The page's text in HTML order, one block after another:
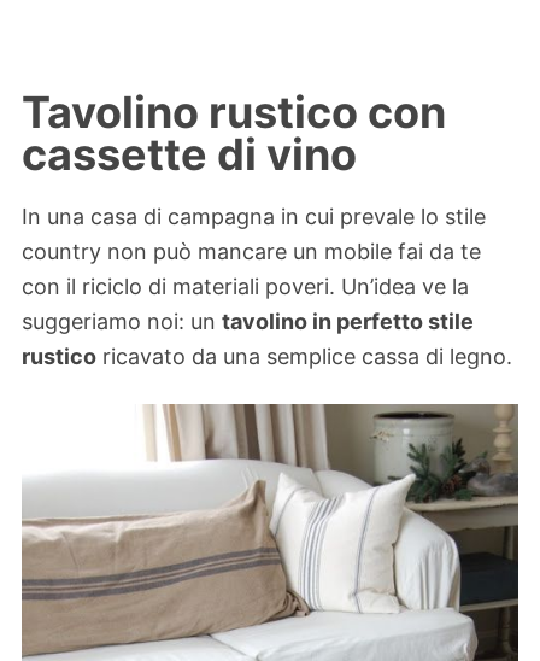
Tavolino rustico con
cassette di vino
In una casa di campagna in cui prevale lo stile
country non può mancare un mobile fai da te
con il riciclo di materiali poveri. Un’idea ve la
suggeriamo noi: un tavolino in perfetto stile
rustico ricavato da una semplice cassa di legno.